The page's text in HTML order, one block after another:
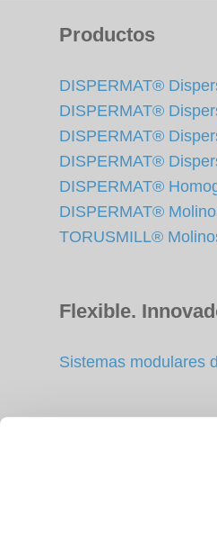
Productos
DISPERMAT®
DISPERMAT®
DISPERMAT®
DISPERMAT®
DISPERMAT®
DISPERMAT®
TORUSMILL®
Flexible.
Sistemas modulares
Discos de agitación,